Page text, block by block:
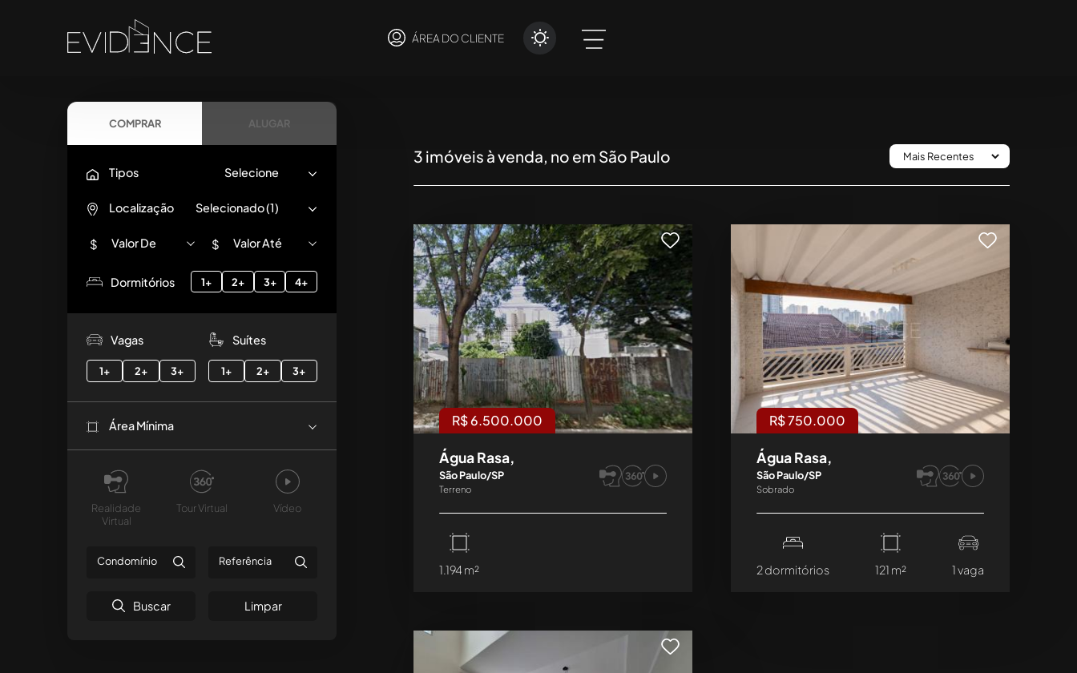
ÁREA DO CLIENTE
COMPRAR ALUGAR
Tipos Selecione
Localização Selecionado (1)
$ Valor De $ Valor Até
Dormitórios 1+ 2+ 3+ 4+
Vagas
1+ 2+ 3+
Suítes
1+ 2+ 3+
Área Mínima
Realidade
Virtual
Tour Virtual Vídeo
Buscar
3 imóveis à venda, no em São Paulo
R$ 6.500.000
Água Rasa,
São Paulo/SP
Terreno
1.194 m²
R$ 750.000
Água Rasa,
São Paulo/SP
Sobrado
2 dormitórios 121 m² 1 vaga